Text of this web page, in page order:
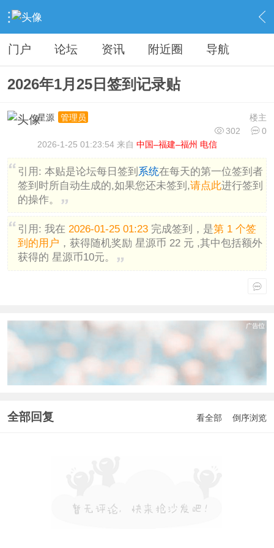
› 分类信息 › 广告灌水 › 内容
门户 论坛 资讯 附近圈 导航
2026年1月25日签到记录贴
楼主
星源
管理员
302
0
2026-1-25 01:23:54 来自 中国–福建–福州 电信
引用: 本贴是论坛每日签到 系统在每天的第一位签到者
签到时所自动生成的,如果您还未签到,请点此进行签到
的操作。
引用: 我在 2026-01-25 01:23完成签到，是第 1 个签
到的用户 ，获得随机奖励 星源币 22 元 ,其中包括额外
获得的 星源币10元。
全部回复 看全部 倒序浏览